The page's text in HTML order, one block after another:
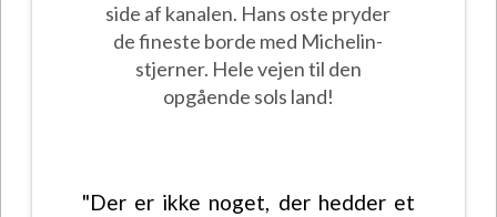
side af kanalen. Hans oste pryder
de fineste borde med Michelin-
stjerner. Hele vejen til den
opgående sols land!
"Der er ikke noget, der hedder et